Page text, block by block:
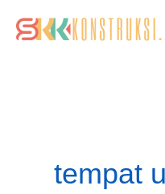
tempat